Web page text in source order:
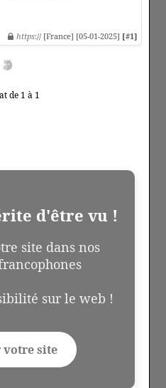
https:// [France] [05-01-2025] [#1]
de 1 à 1
d'être vu !
site dans nos
sur le web !
site